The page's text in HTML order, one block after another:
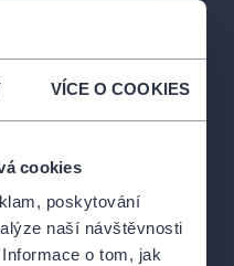
VÍCE O COOKIES
cookies
poskytování
naší návštěvnosti
o tom, jak
Petr Vršek (Jeník), Jiří
Pavel Nový (Bohuš